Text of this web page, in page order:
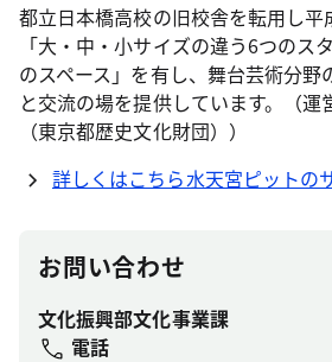
都立日本橋高校の旧校舎を転用し平
「大・中・小サイズの違う6つのス
のスペース」を有し、舞台芸術分野
と交流の場を提供しています。（運
（東京都歴史文化財団））
詳しくはこちら水天宮ピットの
お問い合わせ
文化振興部文化事業課
電話